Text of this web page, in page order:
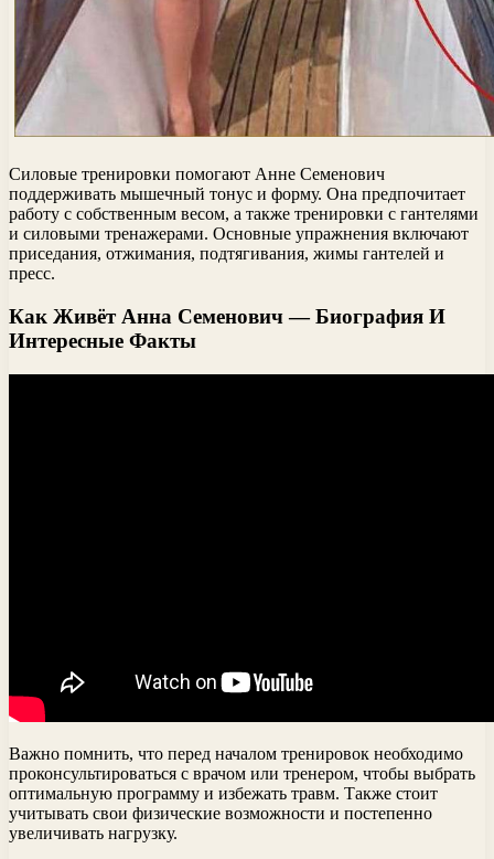
Силовые тренировки помогают Анне Семенович
поддерживать мышечный тонус и форму. Она предпочитает
работу с собственным весом, а также тренировки с гантелями
и силовыми тренажерами. Основные упражнения включают
приседания, отжимания, подтягивания, жимы гантелей и
пресс.
Как Живёт Анна Семенович — Биография И
Интересные Факты
Важно помнить, что перед началом тренировок необходимо
проконсультироваться с врачом или тренером, чтобы выбрать
оптимальную программу и избежать травм. Также стоит
учитывать свои физические возможности и постепенно
увеличивать нагрузку.